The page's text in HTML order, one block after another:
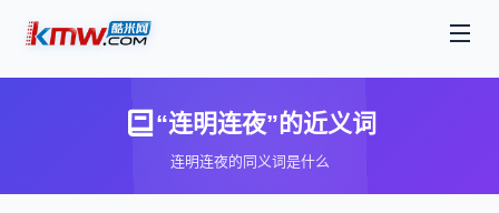
“连明连夜”的近义词
连明连夜的同义词是什么